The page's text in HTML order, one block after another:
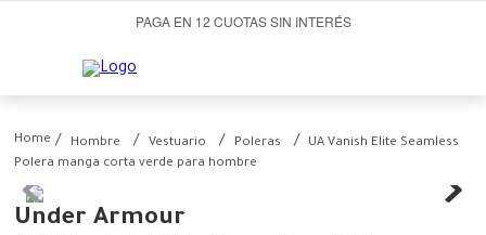
PAGA EN 12 CUOTAS SIN INTERÉS
Hombre Vestuario Poleras
UA Vanish Elite Seamless
Polera manga corta verde para hombre
Under Armour